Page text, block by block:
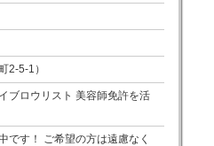
2-5-1）
ブロウリスト 美容師免許を活
です！ ご希望の方は遠慮なく